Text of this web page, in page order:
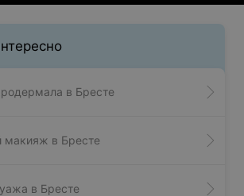
в Бресте
макияж в Бресте
в Бресте